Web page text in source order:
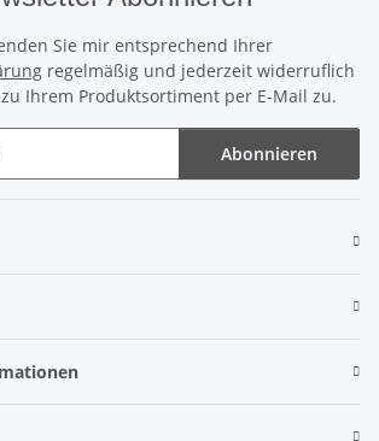
Sie mir entsprechend Ihrer
regelmäßig und jederzeit widerruflich
Ihrem Produktsortiment per E-Mail zu.
Abonnieren